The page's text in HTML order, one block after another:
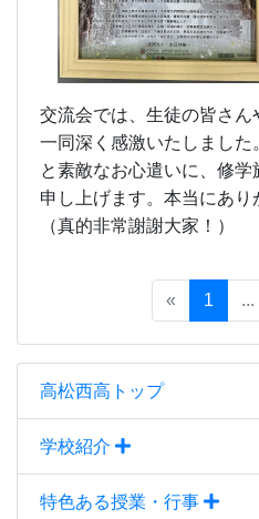
高松西高トップ
学校紹介
特色ある授業・行事
交流会では、生徒の皆さん
一同深く感激いたしました
と素敵なお心遣いに、修
申し上げます。本当にあり
（真的非常謝謝大家！）
« 1 ...